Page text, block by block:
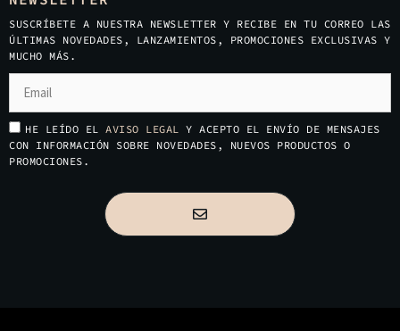
SUSCRÍBETE A NUESTRA NEWSLETTER Y RECIBE EN TU CORREO LAS
ÚLTIMAS NOVEDADES, LANZAMIENTOS, PROMOCIONES EXCLUSIVAS Y
MUCHO MÁS.
HE LEÍDO EL AVISO LEGAL Y ACEPTO EL ENVÍO DE MENSAJES
CON INFORMACIÓN SOBRE NOVEDADES, NUEVOS PRODUCTOS O
PROMOCIONES.